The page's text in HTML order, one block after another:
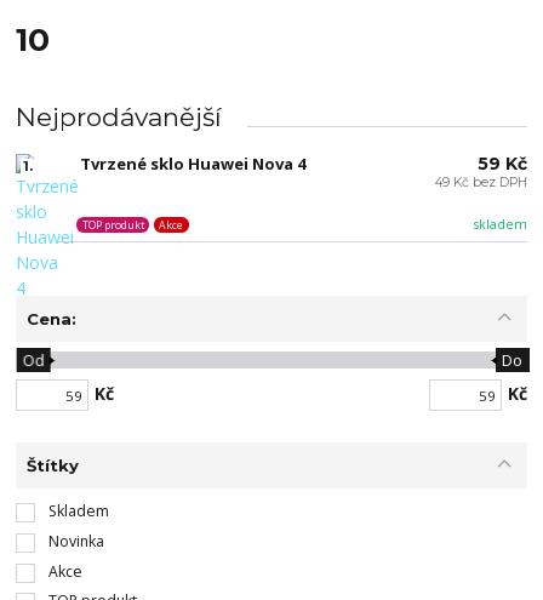
10
Nejprodávanější
1. Tvrzené sklo Huawei Nova 4
skladem
TOP produkt Akce
59 Kč
49 Kč bez DPH
Cena:
Kč
Od Do
Kč
Štítky
Skladem
Novinka
Akce